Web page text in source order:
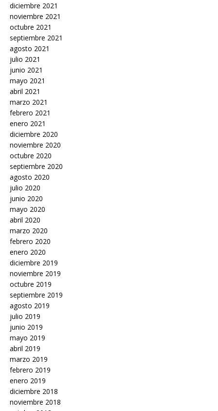
diciembre 2021
noviembre 2021
octubre 2021
septiembre 2021
agosto 2021
julio 2021
junio 2021
mayo 2021
abril 2021
marzo 2021
febrero 2021
enero 2021
diciembre 2020
noviembre 2020
octubre 2020
septiembre 2020
agosto 2020
julio 2020
junio 2020
mayo 2020
abril 2020
marzo 2020
febrero 2020
enero 2020
diciembre 2019
noviembre 2019
octubre 2019
septiembre 2019
agosto 2019
julio 2019
junio 2019
mayo 2019
abril 2019
marzo 2019
febrero 2019
enero 2019
diciembre 2018
noviembre 2018